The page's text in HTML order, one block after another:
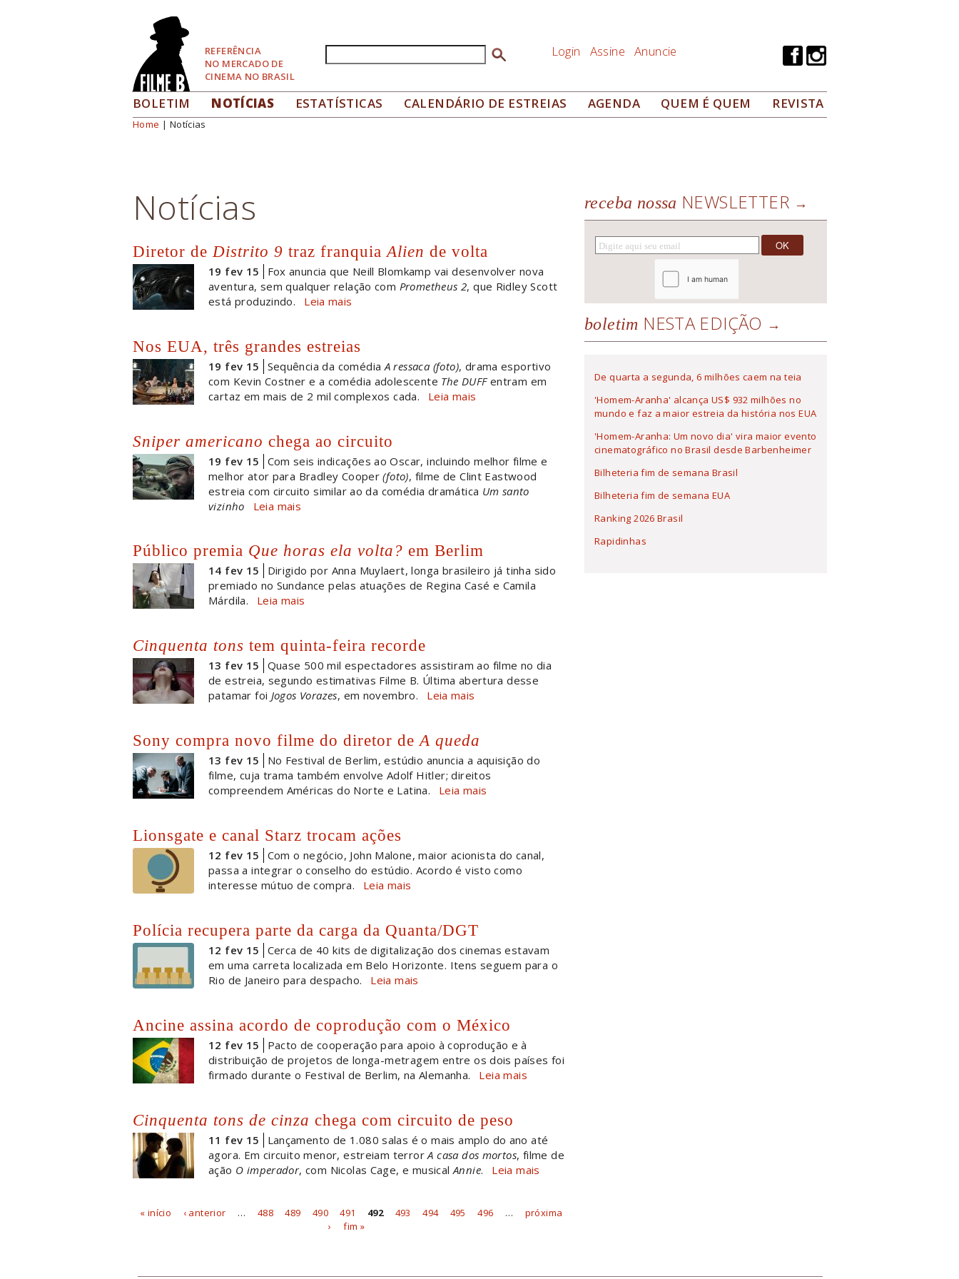
REFERÊNCIA
NO MERCADO DE
CINEMA NO BRASIL
Formulário de busca Login Assine Anuncie
BOLETIM NOTÍCIAS ESTATÍSTICAS CALENDÁRIO DE ESTREIAS AGENDA QUEM É QUEM REVISTA
Você está aqui
Home | Notícias
Notícias
Diretor de Distrito 9 traz franquia Alien de volta
19 fev 15
Fox anuncia que Neill Blomkamp vai desenvolver nova
aventura, sem qualquer relação com Prometheus 2, que Ridley Scott
está produzindo.
Leia mais
Nos EUA, três grandes estreias
19 fev 15 Sequência da comédia A ressaca (foto), drama esportivo
com Kevin Costner e a comédia adolescente The DUFFentram em
cartaz em mais de 2 mil complexos cada.
Leia mais
Sniper americano chega ao circuito
19 fev 15
Com seis indicações ao Oscar, incluindo melhor filme e
melhor ator para Bradley Cooper(foto), filme de Clint Eastwood
estreia com circuito similar ao da comédia dramática Um santo
vizinho
Leia mais
Público premia Que horas ela volta? em Berlim
14 fev 15
Dirigido por Anna Muylaert, longa brasileiro já tinha sido
premiado no Sundance pelas atuações de Regina Casé e Camila
Márdila.
Leia mais
Cinquenta tons tem quinta-feira recorde
13 fev 15
Quase 500 mil espectadores assistiram ao filme no dia
de estreia, segundo estimativas Filme B. Última abertura desse
patamar foi Jogos Vorazes, em novembro. Leia mais
Sony compra novo filme do diretor de A queda
13 fev 15
No Festival de Berlim, estúdio anuncia a aquisição do
filme, cuja trama também envolve Adolf Hitler; direitos
compreendem Américas do Norte e Latina.
Leia mais
Lionsgate e canal Starz trocam ações
12 fev 15
Com o negócio, John Malone, maior acionista do canal,
passa a integrar o conselho do estúdio. Acordo é visto como
interesse mútuo de compra.
Leia mais
Polícia recupera parte da carga da Quanta/DGT
12 fev 15
Cerca de 40 kits de digitalização dos cinemas estavam
em uma carreta localizada em Belo Horizonte. Itens seguem para o
Rio de Janeiro para despacho.
Leia mais
Ancine assina acordo de coprodução com o México
12 fev 15
Pacto de cooperação para apoio à coprodução e à
distribuição de projetos de longa-metragem entre os dois países foi
firmado durante o Festival de Berlim, na Alemanha.
Leia mais
Cinquenta tons de cinza chega com circuito de peso
11 fev 15
Lançamento de 1.080 salas é o mais amplo do ano até
agora. Em circuito menor, estreiam terrorA casa dos mortos, filme de
ação O imperador, com Nicolas Cage, e musical Annie. Leia mais
Páginas
« início ‹ anterior … 488 489 490 491 492 493 494 495 496 …
próxima
›
fim »
receba nossa NEWSLETTER
boletim NESTA EDIÇÃO
De quarta a segunda, 6 milhões caem na teia
'Homem-Aranha' alcança US$ 932 milhões no
mundo e faz a maior estreia da história nos EUA
'Homem-Aranha: Um novo dia' vira maior evento
cinematográfico no Brasil desde Barbenheimer
Bilheteria fim de semana Brasil
Bilheteria fim de semana EUA
Ranking 2026 Brasil
Rapidinhas